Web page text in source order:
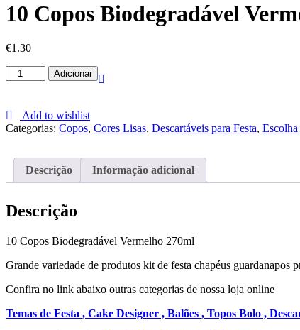
10 Copos Biodegradável
€1.30
Quantidade
de
Copos
Biodegradável
Vermelho
Adicionar
Add to wishlist
Categorias: Copos, Cores Lisas, Descartáveis para Festa,
Descrição Informação adicional
Descrição
10 Copos Biodegradável Vermelho 270ml
Grande variedade de produtos kit de festa chapéus guardanapos
Confira no link abaixo outras categorias de nossa loja online
Temas de Festa , Cake Designer , Balões , Topos Bolo ,